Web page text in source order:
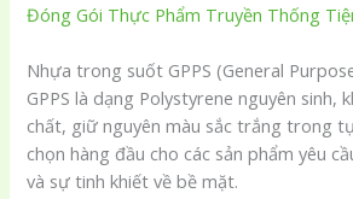
Đóng Gói Thực Phẩm Truyền Thống
Nhựa trong suốt GPPS (General
GPPS là dạng Polystyrene nguyên sinh,
chất, giữ nguyên màu sắc trắng trong
chọn hàng đầu cho các sản phẩm yêu
và sự tinh khiết về bề mặt.